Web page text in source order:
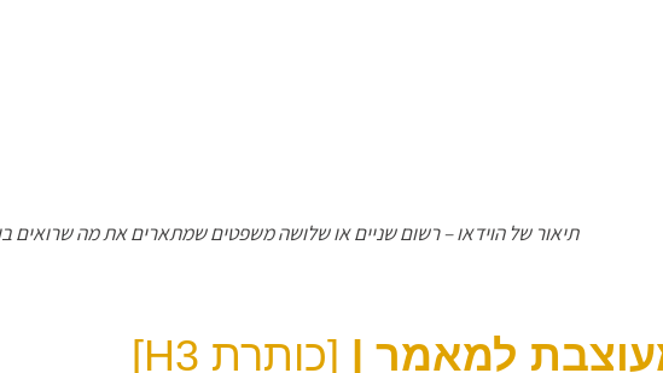
תיאור של הוידאו – רשום שניים או שלושה משפטים שמתארים את מה שרואים
למאמר | [כותרת H3]